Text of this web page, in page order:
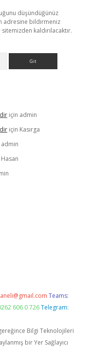
düşündüğünüz
adresine bildirmeniz
kaldırılacaktır.
için admin
için Kasırga
admin
Hasan
Teams:
606 0 726 Telegram:
Bilgi Teknolojileri
bir Yer Sağlayıcı